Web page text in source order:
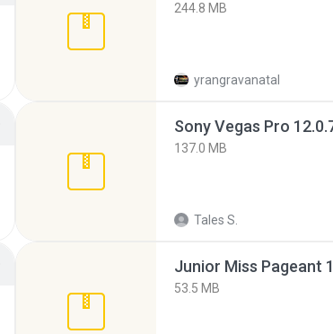
244.8 MB
yrangravanatal
137.0 MB
Tales S.
53.5 MB